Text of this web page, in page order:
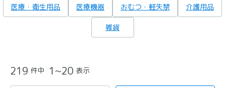
医療・衛生用品 医療機器 おむつ・軽失禁 介護用品
雑貨
219 件中 1~20 表示